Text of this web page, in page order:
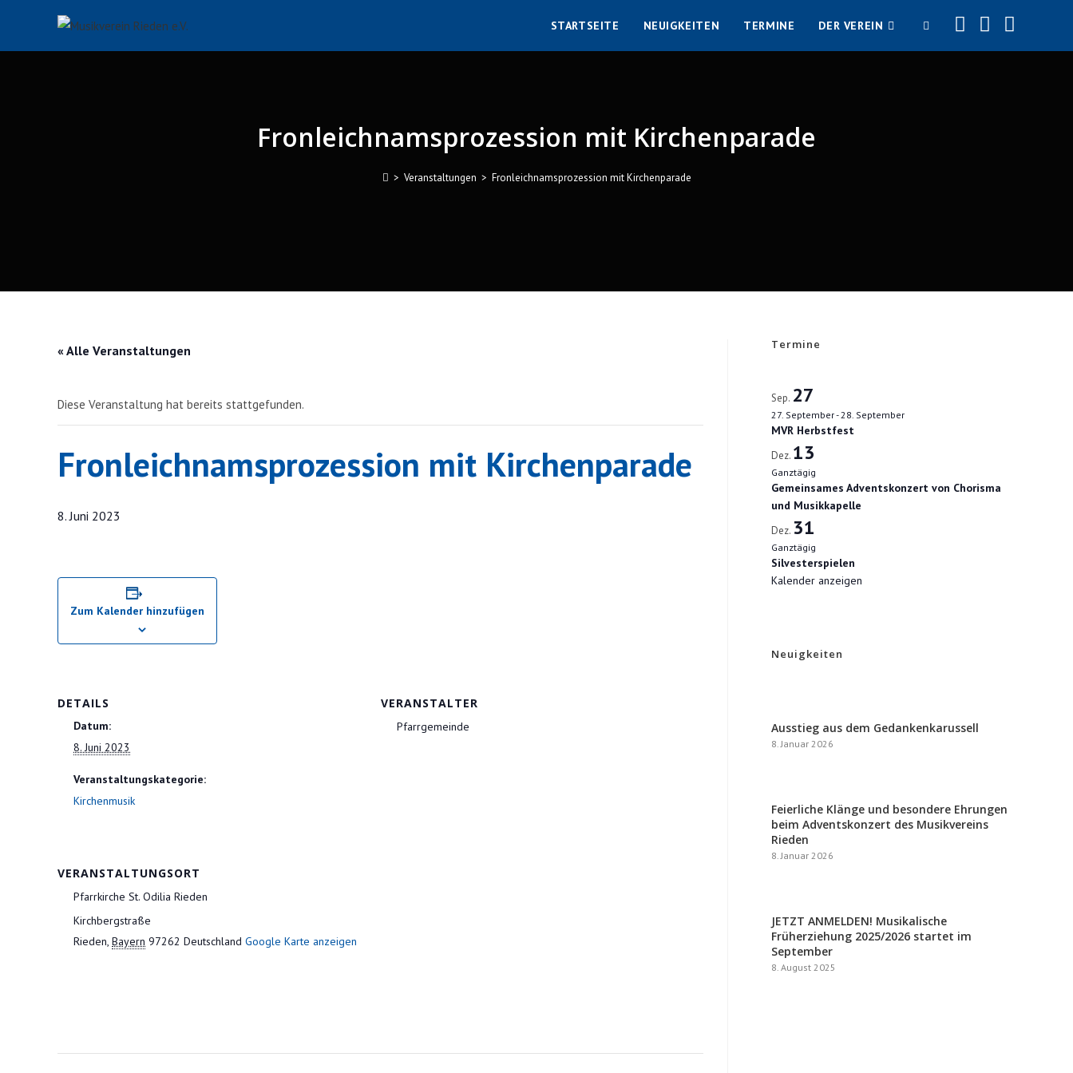
springen
STARTSEITE NEUIGKEITEN TERMINE DER VEREIN WEBSITE-
Fronleichnamsprozession mit Kirchenparade
> Veranstaltungen > Fronleichnamsprozession mit Kirchenparade
« Alle Veranstaltungen
Diese Veranstaltung hat bereits stattgefunden.
Fronleichnamsprozession mit Kirchenparade
8. Juni 2023
Zum Kalender hinzufügen
DETAILS
Datum:
8. Juni 2023
Veranstaltungskategorie:
Kirchenmusik
VERANSTALTER
Pfarrgemeinde
VERANSTALTUNGSORT
Pfarrkirche St. Odilia Rieden
Kirchbergstraße
Rieden, Bayern 97262 Deutschland Google Karte anzeigen
Termine
Sep. 27
27. September-28. September
MVR Herbstfest
Dez. 13
Ganztägig
Gemeinsames Adventskonzert von Chorisma
und Musikkapelle
Dez. 31
Ganztägig
Silvesterspielen
Kalender anzeigen
Neuigkeiten
Ausstieg aus dem Gedankenkarussell
8. Januar 2026
Feierliche Klänge und besondere Ehrungen
beim Adventskonzert des Musikvereins
Rieden
8. Januar 2026
JETZT ANMELDEN! Musikalische
Früherziehung 2025/2026 startet im
September
8. August 2025